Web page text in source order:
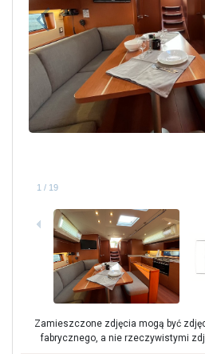
1 / 19
Zamieszczone zdjęcia mogą być
fabrycznego, a nie rzeczywistymi